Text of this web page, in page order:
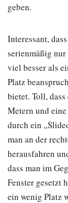
geben.
Interessant,
serienmäßig
viel besser als
Platz
bietet. Toll,
Metern und
durch ein
man an der
herausfahren
dass man im
Fenster gesetzt
ein wenig Platz